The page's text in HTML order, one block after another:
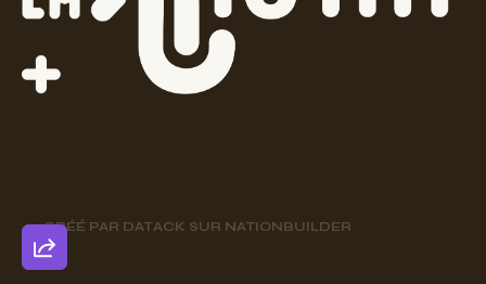
CRÉÉ PAR DATACK SUR NATIONBUILDER